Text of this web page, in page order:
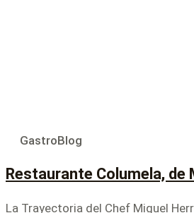
GastroBlog
Restaurante Columela, de
La Trayectoria del Chef Miguel